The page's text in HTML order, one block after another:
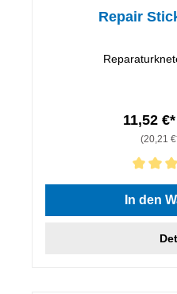
Repair
11,52 €*
(20,21
Durchschnittliche
In den